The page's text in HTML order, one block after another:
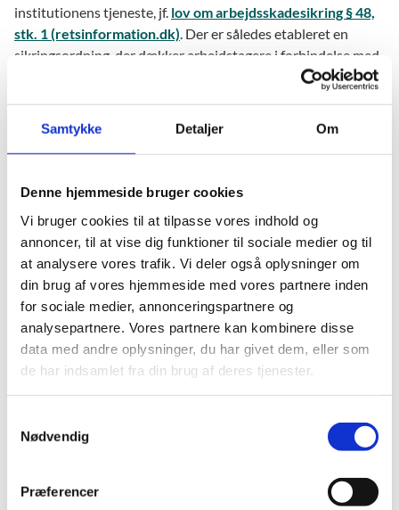
Samtykke Detaljer Om
Denne hjemmeside bruger cookies
Vi bruger cookies til at tilpasse vores indhold og
annoncer, til at vise dig funktioner til sociale medier og til
at analysere vores trafik. Vi deler også oplysninger om
din brug af vores hjemmeside med vores partnere inden
for sociale medier, annonceringspartnere og
analysepartnere. Vores partnere kan kombinere disse
data med andre oplysninger, du har givet dem, eller som
de har indsamlet fra din brug af deres tjenester.
Nødvendig
Præferencer
institutionens tjeneste, jf. lov om arbejdsskadesikring § 48,
stk. 1 (retsinformation.dk) . Der er således etableret en
sikringsordning, der dækker arbejdstagere i forbindelse med
betydning. Der er tale om en obligatorisk ordning, der
dækker ansattes arbejdsskader.
Vær opmærksom på at det ikke er ethvert uheld under
Arbejdsmarkedets Erhvervssikring, der helt konkret tager
stilling til dette fra sag til sag.
Du kan læse mere ivejledningen om statens
selvforsikringsordning, afsnit E (pdf).
Kontakt
Center for Institutionsdrift og